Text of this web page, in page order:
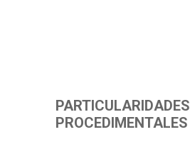
PARTICULARIDADES
PROCEDIMENTALES